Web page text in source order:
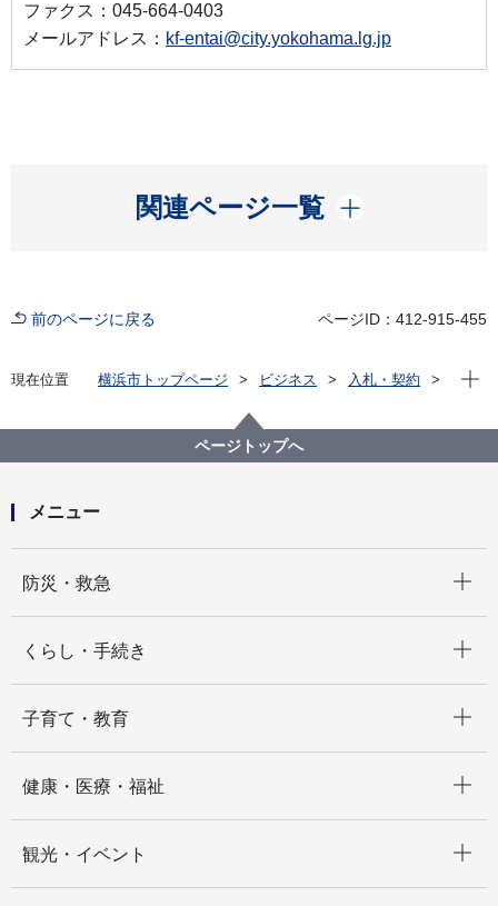
ファクス：045-664-0403
メールアドレス： kf-entai@city.yokohama.lg.jp
関連ページ一覧
開く
前のページに戻る ページID：412-915-455
現在位置 横浜市トップページ ビジネス
入札・契約
【終了しました】横浜市寿⽣活館４階浴室シャワーユ
ニット設置委託に係る公募型指名競争入札の実施につ
現在
ページトップへ
メニュー
防災・救急
くらし・手続き
子育て・教育
健康・医療・福祉
観光・イベント